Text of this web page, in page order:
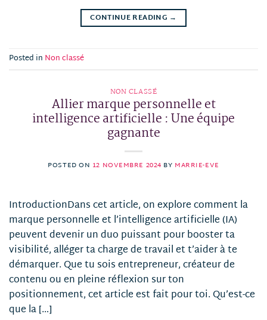
CONTINUE READING →
Posted in Non classé
NON CLASSÉ
Allier marque personnelle et
intelligence artificielle : Une équipe
gagnante
POSTED ON 12 NOVEMBRE 2024 BY MARRIE-EVE
IntroductionDans cet article, on explore comment la
marque personnelle et l’intelligence artificielle (IA)
peuvent devenir un duo puissant pour booster ta
visibilité, alléger ta charge de travail et t’aider à te
démarquer. Que tu sois entrepreneur, créateur de
contenu ou en pleine réflexion sur ton
positionnement, cet article est fait pour toi. Qu’est-ce
que la […]